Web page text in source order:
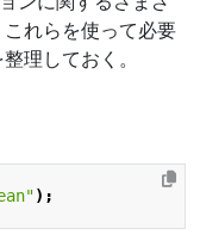
れらを使って必要
理しておく。
);